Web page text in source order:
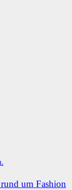
um Fashion